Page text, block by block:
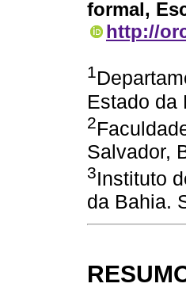
formal,
http://
1
Estado da
2
Salvador,
3Instituto
da Bahia.